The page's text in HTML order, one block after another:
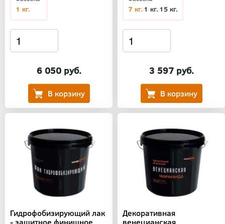
6 050 руб.
1 кг.
3 597 руб.
7 кг. 1 кг. 15 кг.
Гидрофобизирующий лак
Декоративная